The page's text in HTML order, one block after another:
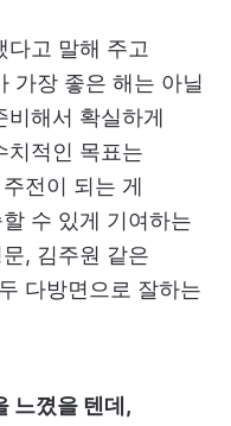
다고 말해 주고
가장 좋은 해는 아닐
비해서 확실하게
치적인 목표는
전이 되는 게
수 있게 기여하는
, 김주원 같은
다방면으로 잘하는
느꼈을 텐데,